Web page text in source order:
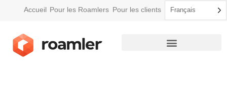
Accueil Pour les Roamlers Pour les clients Français